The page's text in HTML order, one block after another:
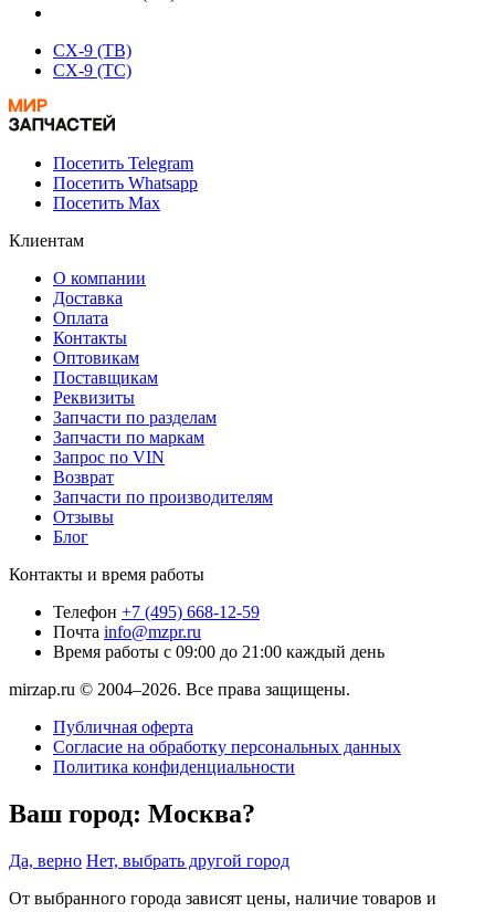
CX-9 (TB)
CX-9 (TC)
Посетить Telegram
Посетить Whatsapp
Посетить Max
Клиентам
О компании
Доставка
Оплата
Контакты
Оптовикам
Поставщикам
Реквизиты
Запчасти по разделам
Запчасти по маркам
Запрос по VIN
Возврат
Запчасти по производителям
Отзывы
Блог
Контакты и время работы
Телефон +7 (495) 668-12-59
Почта info@mzpr.ru
Время работы с 09:00 до 21:00 каждый день
mirzap.ru © 2004–2026. Все права защищены.
Публичная оферта
Согласие на обработку персональных данных
Политика конфиденциальности
Ваш город: Москва?
Да, верно Нет, выбрать другой город
От выбранного города зависят цены, наличие товаров и